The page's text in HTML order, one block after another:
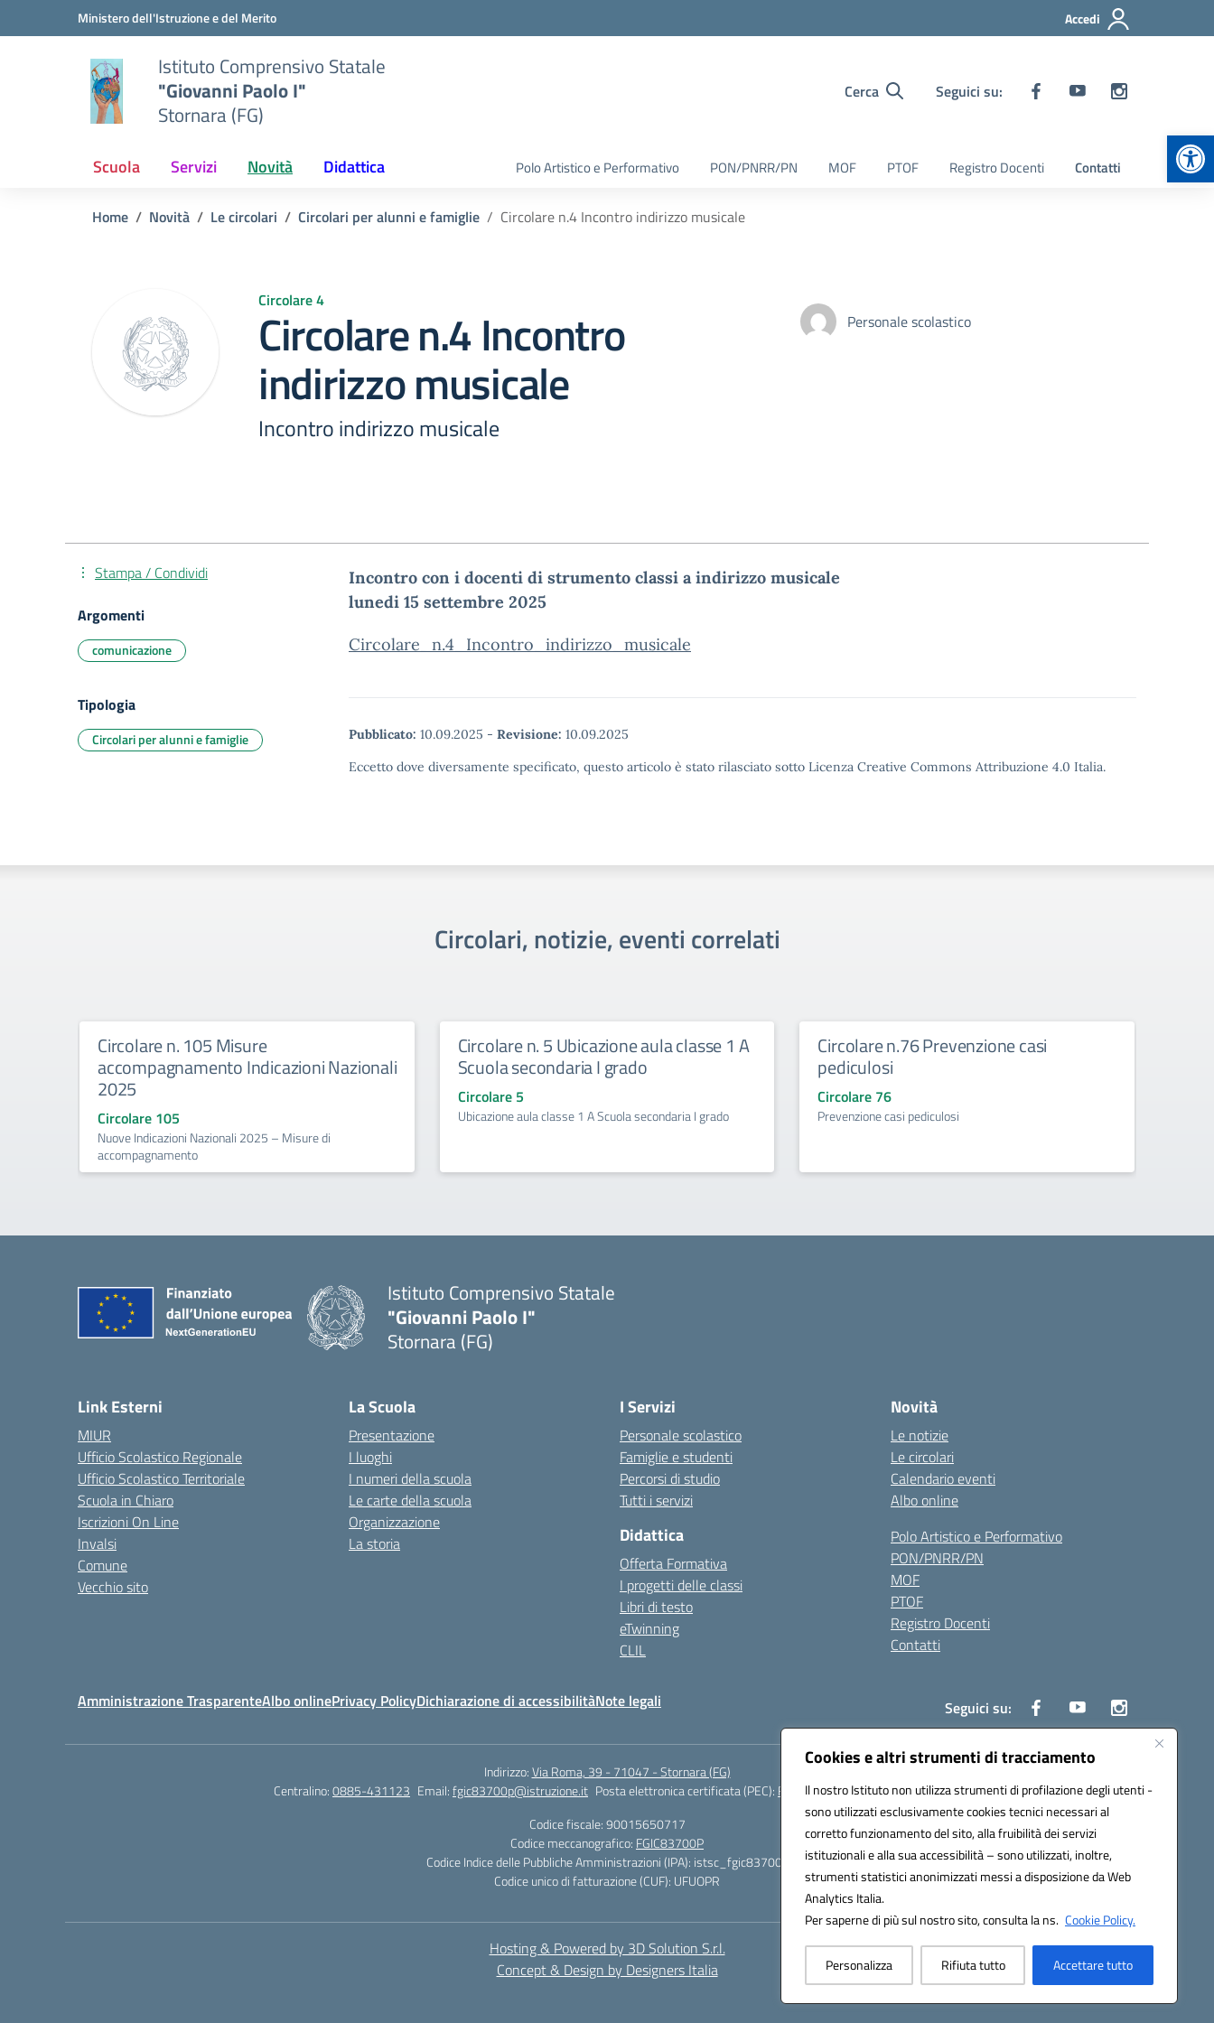
Cookies e altri strumenti di tracciamento
Il nostro Istituto non utilizza strumenti di profilazione degli utenti -
sono utilizzati esclusivamente cookies tecnici necessari al
corretto funzionamento del sito, alla fruibilità dei servizi
istituzionali e alla sua accessibilità – sono utilizzati, inoltre,
strumenti statistici anonimizzati messi a disposizione da Web
Analytics Italia.
Per saperne di più sul nostro sito, consulta la ns. Cookie Policy.
Personalizza Rifiuta tutto Accettare tutto
Vai ai contenuti
Vai al menu di navigazioneMinistero dell'Istruzione e del Merito Accedi
Istituto Comprensivo Statale
"Giovanni Paolo I"
Stornara (FG)
Cerca Seguici su:
Scuola Servizi Novità Didattica Polo Artistico e Performativo PON/PNRR/PN MOF PTOF Registro Docenti Contatti
Home Novità Le circolari Circolari per alunni e famiglie Circolare n.4 Incontro indirizzo musicale
Circolare 4
Circolare n.4 Incontro
indirizzo musicale
Incontro indirizzo musicale
Personale scolastico
Incontro con i docenti di strumento classi a indirizzo musicale
lunedi 15 settembre 2025
Circolare_n.4_Incontro_indirizzo_musicale
Pubblicato: 10.09.2025 - Revisione: 10.09.2025
Eccetto dove diversamente specificato, questo articolo è stato rilasciato sotto Licenza Creative Commons Attribuzione 4.0 Italia.
Stampa / Condividi
Argomenti
comunicazione
Tipologia
Circolari per alunni e famiglie
Circolari, notizie, eventi correlati
Circolare n. 105 Misure
accompagnamento Indicazioni Nazionali
2025
Circolare 105
Nuove Indicazioni Nazionali 2025 – Misure di
accompagnamento
Circolare n. 5 Ubicazione aula classe 1 A
Scuola secondaria I grado
Circolare 5
Ubicazione aula classe 1 A Scuola secondaria I grado
Circolare n.76 Prevenzione casi
pediculosi
Circolare 76
Prevenzione casi pediculosi
Istituto Comprensivo Statale
"Giovanni Paolo I"
Stornara (FG)
Link Esterni
MIUR
Ufficio Scolastico Regionale
Ufficio Scolastico Territoriale
Scuola in Chiaro
Iscrizioni On Line
Invalsi
Comune
Vecchio sito
La Scuola
Presentazione
I luoghi
I numeri della scuola
Le carte della scuola
Organizzazione
La storia
I Servizi
Personale scolastico
Famiglie e studenti
Percorsi di studio
Tutti i servizi
Didattica
Offerta Formativa
I progetti delle classi
Libri di testo
eTwinning
CLIL
Novità
Le notizie
Le circolari
Calendario eventi
Albo online
Polo Artistico e Performativo
PON/PNRR/PN
MOF
PTOF
Registro Docenti
Contatti
Amministrazione TrasparenteAlbo onlinePrivacy PolicyDichiarazione di accessibilitàNote legali Seguici su:
Indirizzo:Via Roma, 39 - 71047 - Stornara (FG)
Centralino:0885-431123 Email:fgic83700p@istruzione.it Posta elettronica certificata (PEC): FGIC83700P@pec.istruzione.it
Codice fiscale: 90015650717
Codice meccanografico: FGIC83700P
Codice Indice delle Pubbliche Amministrazioni (IPA): istsc_fgic83700p
Codice unico di fatturazione (CUF): UFUOPR
Hosting & Powered by 3D Solution S.r.l.
Concept & Design by Designers Italia